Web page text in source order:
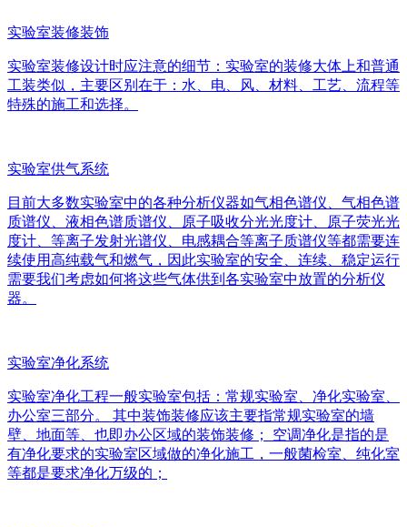
实验室装修装饰
实验室装修设计时应注意的细节：实验室的装修大体上和普通
工装类似，主要区别在于：水、电、风、材料、工艺、流程等
特殊的施工和选择。
实验室供气系统
目前大多数实验室中的各种分析仪器如气相色谱仪、气相色谱
质谱仪、液相色谱质谱仪、原子吸收分光光度计、原子荧光光
度计、等离子发射光谱仪、电感耦合等离子质谱仪等都需要连
续使用高纯载气和燃气，因此实验室的安全、连续、稳定运行
需要我们考虑如何将这些气体供到各实验室中放置的分析仪
器。
实验室净化系统
实验室净化工程一般实验室包括：常规实验室、净化实验室、
办公室三部分。 其中装饰装修应该主要指常规实验室的墙
壁、地面等、也即办公区域的装饰装修； 空调净化是指的是
有净化要求的实验室区域做的净化施工，一般菌检室、纯化室
等都是要求净化万级的；